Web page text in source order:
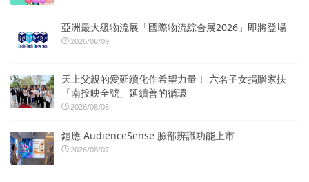
亞洲最大級物流展「國際物流綜合展2026」即將登場
2026/08/09
天上父親的愛延續化作希望力量！ 六名子女捐贈家扶
「南投映全號」延續善的循環
2026/08/08
鎧應 AudienceSense 臉部辨識功能上市
2026/08/07